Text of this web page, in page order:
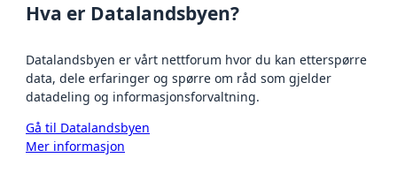
Hva er Datalandsbyen?
Datalandsbyen er vårt nettforum hvor du kan etterspørre
data, dele erfaringer og spørre om råd som gjelder
datadeling og informasjonsforvaltning.
Gå til Datalandsbyen
Mer informasjon